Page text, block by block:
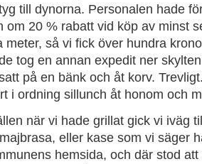
till dynorna. Personalen hade
om 20 % rabatt vid köp av minst
meter, så vi fick över hundra
tog en annan expedit ner
på en bänk och åt korv.
i ordning sillunch åt honom och
när vi hade grillat gick vi iväg
eller kase som vi säger
hemsida, och där stod